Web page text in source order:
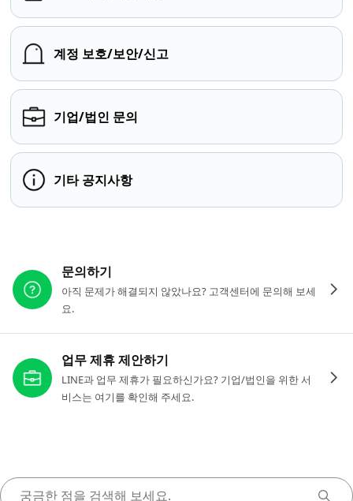
계정 보호/보안/신고
기업/법인 문의
기타 공지사항
문의하기
아직 문제가 해결되지 않았나요? 고객센터에 문의해 보세
요.
업무 제휴 제안하기
LINE과 업무 제휴가 필요하신가요? 기업/법인을 위한 서
비스는 여기를 확인해 주세요.